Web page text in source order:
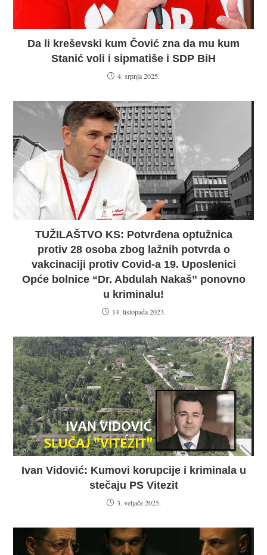
Da li kreševski kum Čović zna da mu kum
Stanić voli i sipmatiše i SDP BiH
4. srpnja 2025.
TUŽILAŠTVO KS: Potvrđena optužnica
protiv 28 osoba zbog lažnih potvrda o
vakcinaciji protiv Covid-a 19. Uposlenici
Opće bolnice “Dr. Abdulah Nakaš” ponovno
u kriminalu!
14. listopada 2023.
Ivan Vidović: Kumovi korupcije i kriminala u
stečaju PS Vitezit
3. veljače 2025.